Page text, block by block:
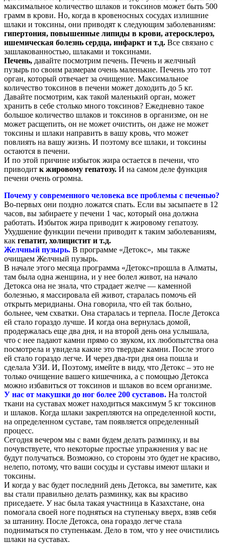
максимальное количество шлаков и токсинов может быть 500
грамм в крови. Но, когда в кровеносных сосудах излишние
шлаки и токсины, они приводят к следующим заболеваниям:
гипертония, повышенные липиды в крови, атеросклероз,
ишемическая болезнь сердца, инфаркт и т.д. Все связано с
зашлакованностью, шлаками и токсинами.
Печень, давайте посмотрим печень. Печень и желчный
пузырь по своим размерам очень маленькие. Печень это тот
орган, который отвечает за очищение. Максимальное
количество токсинов в печени может доходить до 5 кг.
Давайте посмотрим, как такой маленький орган, может
хранить в себе столько много токсинов? Ежедневно такое
большое количество шлаков и токсинов в организме, он не
может расщепить, он не может очистить, он даже не может
токсины и шлаки направить в вашу кровь, что может
повлиять на вашу жизнь. И поэтому все шлаки, и токсины
остаются в печени.
И по этой причине избыток жира остается в печени, что
приводит к жировому гепатозу. И на самом деле функция
печени очень огромна.
Почему у современного человека все проблемы с печенью?
Во-первых они поздно ложатся спать. Если вы засыпаете в 12
часов, вы забираете у печени 1 час, который она должна
работать. Избыток жира приводит к жировому гепатозу.
Ухудшение функции печени приводит к таким заболеваниям,
как гепатит, холицистит и т.д.
Желчный пузырь. В программе «Детокс», мы также
очищаем Желчный пузырь.
В начале этого месяца программа «Детокс»прошла в Алматы,
там была одна женщина, и у нее болел живот, на начало
Детокса она не знала, что страдает желче — каменной
болезнью, я массировала ей живот, старалась помочь ей
открыть меридианы. Она говорила, что ей так больно,
больнее, чем схватки. Она старалась и терпела. После Детокса
ей стало гораздо лучше. И когда она вернулась домой,
продержалась еще два дня, и на второй день она услышала,
что с нее падают камни прямо со звуком, их любопытства она
посмотрела и увидела какие это твердые камни. После этого
ей стало гораздо легче. И через два-три дня она пошла и
сделала УЗИ. И, Поэтому, имейте в виду, что Детокс – это не
только очищение вашего кишечника, а с помощью Детокса
можно избавиться от токсинов и шлаков во всем организме.
У нас от макушки до ног более 200 суставов. На толстой
ткани на суставах может находиться максимум 5 кг токсинов
и шлаков. Когда шлаки закрепляются на определенной кости,
на определенном суставе, там появляется определенный
процесс.
Сегодня вечером мы с вами будем делать разминку, и вы
почувствуете, что некоторые простые упражнения у вас не
будут получаться. Возможно, со стороны это будет не красиво,
нелепо, потому, что ваши сосуды и суставы имеют шлаки и
токсины.
И когда у вас будет последний день Детокса, вы заметите, как
вы стали правильно делать разминку, как вы красиво
приседаете. У нас была такая участница в Казахстане, она
помогала своей ноге подняться на ступеньку вверх, взяв себя
за штанину. После Детокса, она гораздо легче стала
подниматься по ступенькам. Дело в том, что у нее очистились
шлаки на суставах.